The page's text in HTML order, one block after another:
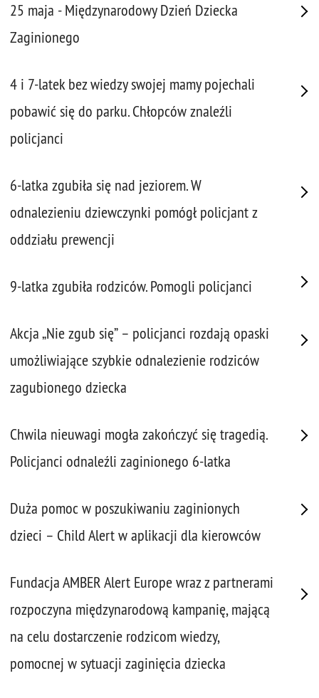
25 maja - Międzynarodowy Dzień Dziecka
Zaginionego
4 i 7-latek bez wiedzy swojej mamy pojechali
pobawić się do parku. Chłopców znaleźli
policjanci
6-latka zgubiła się nad jeziorem. W
odnalezieniu dziewczynki pomógł policjant z
oddziału prewencji
9-latka zgubiła rodziców. Pomogli policjanci
Akcja „Nie zgub się” – policjanci rozdają opaski
umożliwiające szybkie odnalezienie rodziców
zagubionego dziecka
Chwila nieuwagi mogła zakończyć się tragedią.
Policjanci odnaleźli zaginionego 6-latka
Duża pomoc w poszukiwaniu zaginionych
dzieci – Child Alert w aplikacji dla kierowców
Fundacja AMBER Alert Europe wraz z partnerami
rozpoczyna międzynarodową kampanię, mającą
na celu dostarczenie rodzicom wiedzy,
pomocnej w sytuacji zaginięcia dziecka